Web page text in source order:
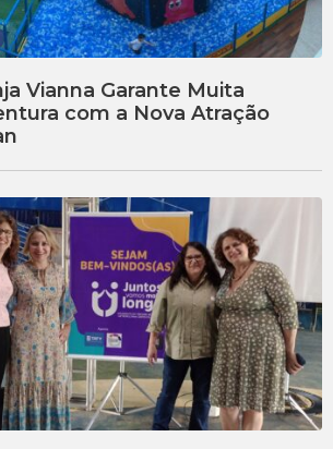
Vianna Garante Muita
com a Nova Atração